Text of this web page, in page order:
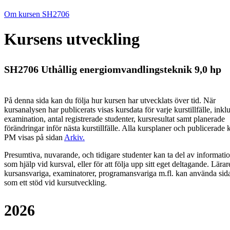
Om kursen SH2706
Kursens utveckling
SH2706 Uthållig energiomvandlingsteknik 9,0 hp
På denna sida kan du följa hur kursen har utvecklats över tid. När
kursanalysen har publicerats visas kursdata för varje kurstillfälle,
examination, antal registrerade studenter, kursresultat samt planerade
förändringar inför nästa kurstillfälle. Alla kursplaner och publicerade
PM visas på sidan Arkiv.
Presumtiva, nuvarande, och tidigare studenter kan ta del av
som hjälp vid kursval, eller för att följa upp sitt eget deltagande.
kursansvariga, examinatorer, programansvariga m.fl. kan använda
som ett stöd vid kursutveckling.
2026